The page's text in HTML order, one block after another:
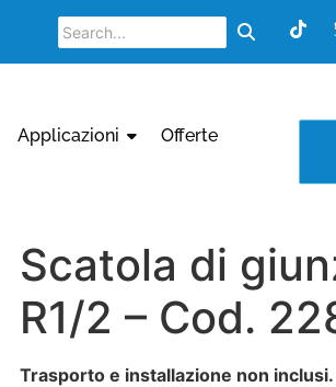
Applicazioni
Offerte
Scatola di
R1/2 – Cod.
Trasporto e installazione non inclusi.